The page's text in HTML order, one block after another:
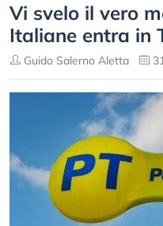
Vi svelo il vero
Italiane entra in
Guido Salerno Aletta